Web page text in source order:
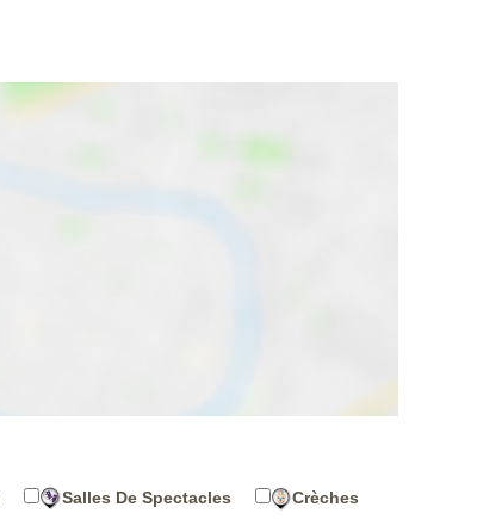
Salles De Spectacles Crèches